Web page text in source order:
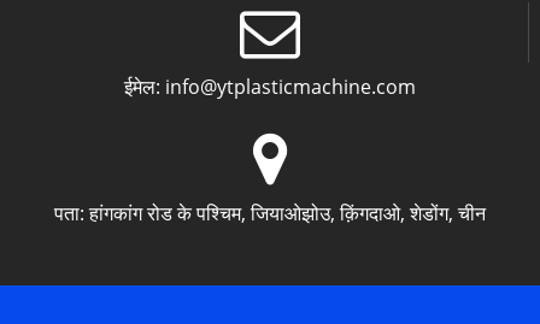
ईमेल: info@ytplasticmachine.com
पता: हांगकांग रोड के पश्चिम, जियाओझोउ, क़िंगदाओ, शेडोंग, चीन